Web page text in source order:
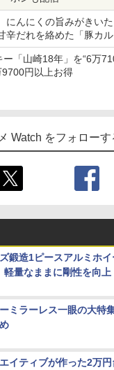
にんにくの旨みがきい
辛だれを絡めた「豚カ
「山崎18年」を“6万
円以上お得
Watch をフォローす
鍛造1ピースアルミホ
軽量なままに剛性を向上
ミラーレス一眼の大特
イティブが作った2万